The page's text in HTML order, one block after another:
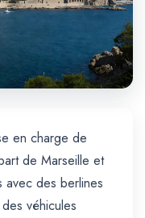
en charge de
de Marseille et
avec des berlines
véhicules